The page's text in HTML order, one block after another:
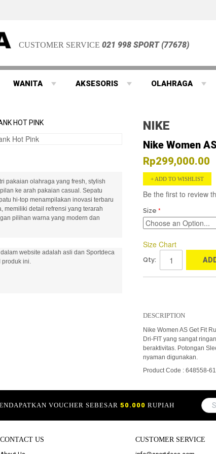
CUSTOMER SERVICE021 998 SPORT (77678)
WANITA AKSESORIS OLAHRAGA
HOT PINK
pakaian olahraga yang fresh, stylish
ke arah pakaian casual. Sepatu
hi-top menampilakan inovasi terbaru
memiliki detail refrensi yang terarah
pilihan warna yang modern dan
website adalah asli dan Sportdeca
produk ini.
NIKE
Nike Women
Rp299,000.00
ADD TO WISHLIST
Be the first to review
Size
Size Chart
Qty:
DESCRIPTION
Nike Women AS Get Fit
Dri-FIT yang sangat
beraktivitas. Potongan
nyaman digunakan.
Product Code : 648558-
VOUCHER SEBESAR50.000 RUPIAH
CONTACT US CUSTOMER SERVICE